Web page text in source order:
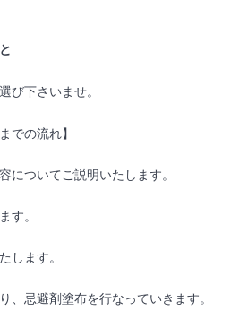
び下さいませ。
での流れ】
についてご説明いたします。
す。
します。
、忌避剤塗布を行なっていきます。